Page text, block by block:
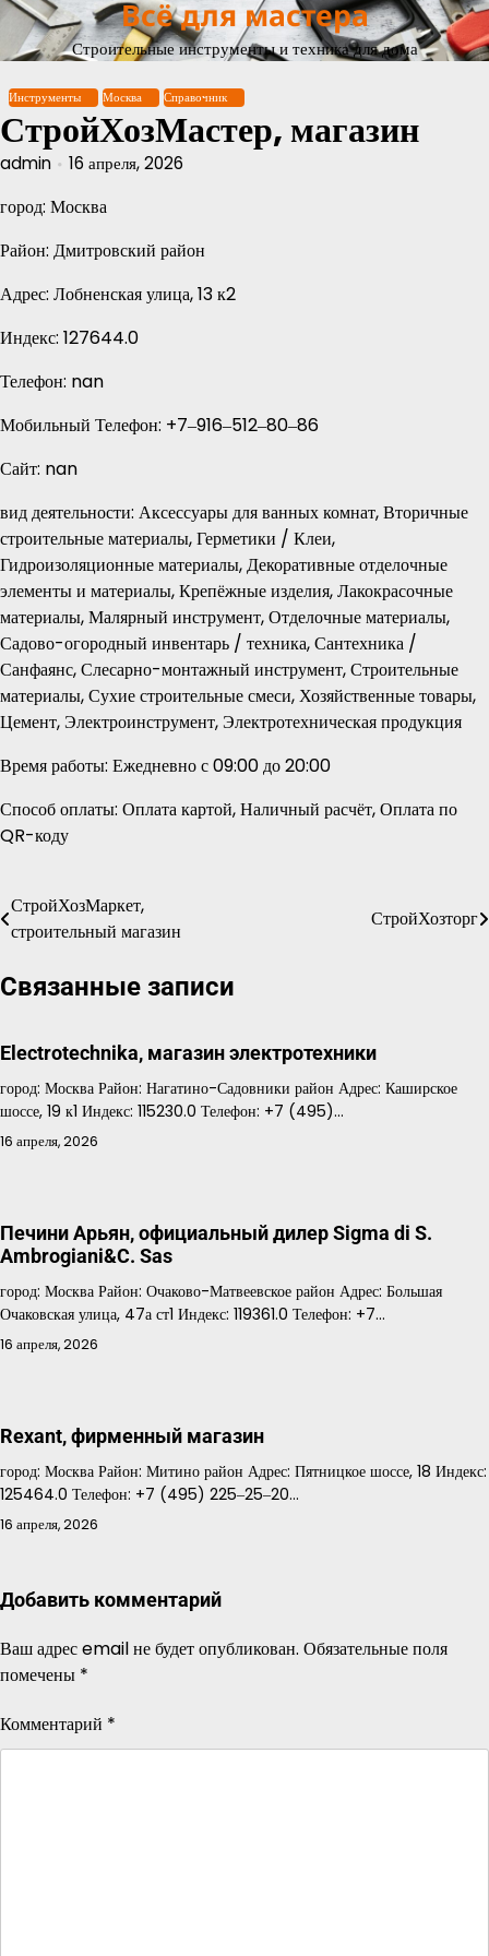
Перейти
содержимому
Всё для мастера
Строительные инструменты и техника для дома
Инструменты Москва Справочник
СтройХозМастер, магазин
admin 16 апреля, 2026
город: Москва
Район: Дмитровский район
Адрес: Лобненская улица, 13 к2
Индекс: 127644.0
Телефон: nan
Мобильный Телефон: +7‒916‒512‒80‒86
Сайт: nan
вид деятельности: Аксессуары для ванных комнат, Вторичные
строительные материалы, Герметики / Клеи,
Гидроизоляционные материалы, Декоративные отделочные
элементы и материалы, Крепёжные изделия, Лакокрасочные
материалы, Малярный инструмент, Отделочные материалы,
Садово-огородный инвентарь / техника, Сантехника /
Санфаянс, Слесарно-монтажный инструмент, Строительные
материалы, Сухие строительные смеси, Хозяйственные товары,
Цемент, Электроинструмент, Электротехническая продукция
Время работы: Ежедневно с 09:00 до 20:00
Способ оплаты: Оплата картой, Наличный расчёт, Оплата по
QR-коду
Навигация
по
записям
СтройХозМаркет,
строительный магазин
СтройХозторг
Связанные записи
Electrotechnika, магазин электротехники
город: Москва Район: Нагатино-Садовники район Адрес: Каширское
шоссе, 19 к1 Индекс: 115230.0 Телефон: +7 (495)…
16 апреля, 2026
Печини Арьян, официальный дилер Sigma di S.
Ambrogiani&C. Sas
город: Москва Район: Очаково-Матвеевское район Адрес: Большая
Очаковская улица, 47а ст1 Индекс: 119361.0 Телефон: +7…
16 апреля, 2026
Rexant, фирменный магазин
город: Москва Район: Митино район Адрес: Пятницкое шоссе, 18 Индекс:
125464.0 Телефон: +7 (495) 225‒25‒20…
16 апреля, 2026
Добавить комментарий
Ваш адрес email не будет опубликован. Обязательные поля
помечены *
Комментарий *